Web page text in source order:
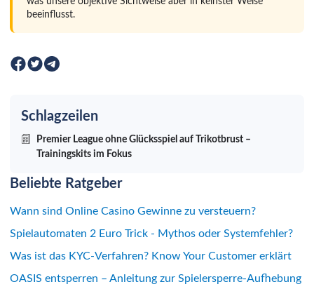
beeinflusst.
Schlagzeilen
Premier League ohne Glücksspiel auf Trikotbrust –
Trainingskits im Fokus
Beliebte Ratgeber
Wann sind Online Casino Gewinne zu versteuern?
Spielautomaten 2 Euro Trick - Mythos oder Systemfehler?
Was ist das KYC-Verfahren? Know Your Customer erklärt
OASIS entsperren – Anleitung zur Spielersperre-Aufhebung